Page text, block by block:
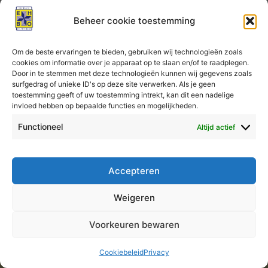
Beheer cookie toestemming
Om de beste ervaringen te bieden, gebruiken wij technologieën zoals
cookies om informatie over je apparaat op te slaan en/of te raadplegen.
Door in te stemmen met deze technologieën kunnen wij gegevens zoals
surfgedrag of unieke ID's op deze site verwerken. Als je geen
toestemming geeft of uw toestemming intrekt, kan dit een nadelige
invloed hebben op bepaalde functies en mogelijkheden.
Functioneel Altijd actief
Accepteren
Weigeren
Voorkeuren bewaren
CookiebeleidPrivacy
Reserveringen
Er kunnen geen reserveringen meer worden geplaatst
voor deze les.
Auteursrecht © 2026 KNV EHBO Almere